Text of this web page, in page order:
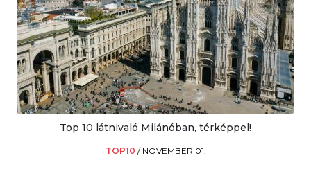
Top 10 látnivaló Milánóban, térképpel!
TOP10 / NOVEMBER 01.